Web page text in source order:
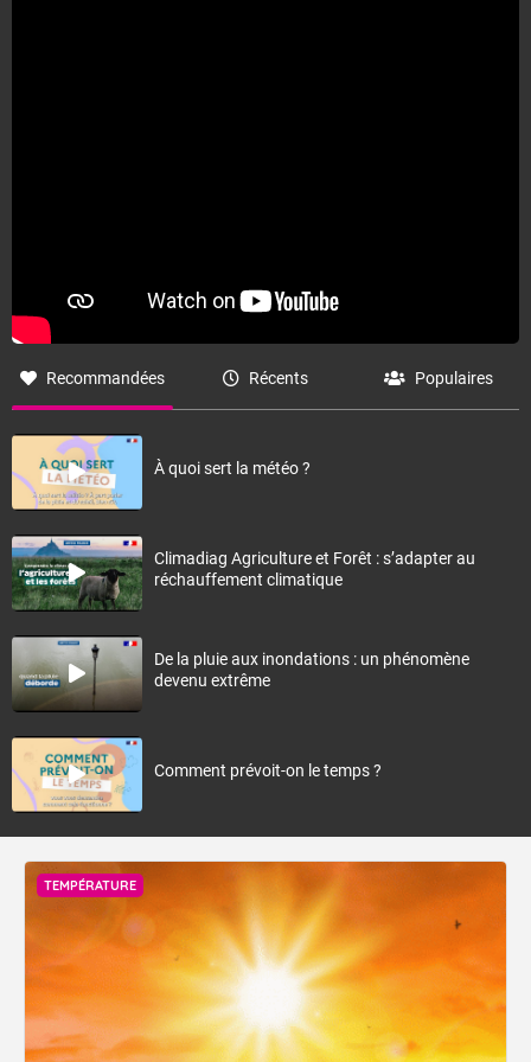
Recommandées Récents Populaires
À quoi sert la météo ?
Climadiag Agriculture et Forêt : s’adapter au
réchauffement climatique
De la pluie aux inondations : un phénomène
devenu extrême
Comment prévoit-on le temps ?
TEMPÉRATURE